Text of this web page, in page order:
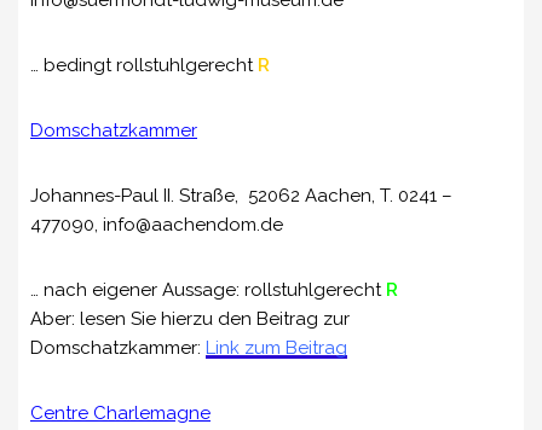
… bedingt rollstuhlgerecht R
Domschatzkammer
Johannes-Paul II. Straße, 52062 Aachen, T. 0241 –
477090, info@aachendom.de
… nach eigener Aussage: rollstuhlgerecht R
Aber: lesen Sie hierzu den Beitrag zur
Domschatzkammer: Link zum Beitrag
Centre Charlemagne